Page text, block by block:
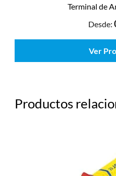
Terminal de
Desde:
Ver
Productos